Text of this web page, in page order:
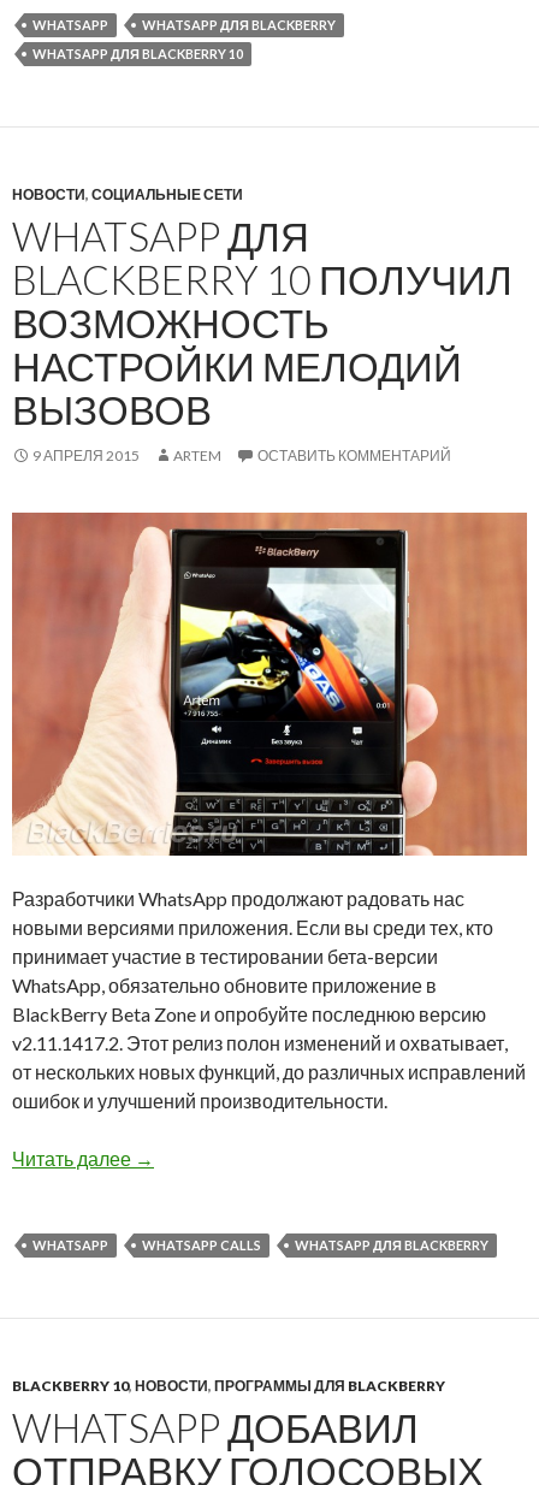
WHATSAPP
WHATSAPP ДЛЯ BLACKBERRY
WHATSAPP ДЛЯ BLACKBERRY 10
НОВОСТИ, СОЦИАЛЬНЫЕ СЕТИ
WHATSAPP ДЛЯ
BLACKBERRY 10 ПОЛУЧИЛ
ВОЗМОЖНОСТЬ
НАСТРОЙКИ МЕЛОДИЙ
ВЫЗОВОВ
9 АПРЕЛЯ 2015 ARTEM ОСТАВИТЬ КОММЕНТАРИЙ
Разработчики WhatsApp продолжают радовать нас
новыми версиями приложения. Если вы среди тех, кто
принимает участие в тестировании бета-версии
WhatsApp, обязательно обновите приложение в
BlackBerry Beta Zone и опробуйте последнюю версию
v2.11.1417.2. Этот релиз полон изменений и охватывает,
от нескольких новых функций, до различных исправлений
ошибок и улучшений производительности.
Читать далее WhatsApp для BlackBerry 10 получил
→
WHATSAPP WHATSAPP CALLS WHATSAPP ДЛЯ BLACKBERRY
BLACKBERRY 10, НОВОСТИ, ПРОГРАММЫ ДЛЯ BLACKBERRY
WHATSAPP ДОБАВИЛ
ОТПРАВКУ ГОЛОСОВЫХ